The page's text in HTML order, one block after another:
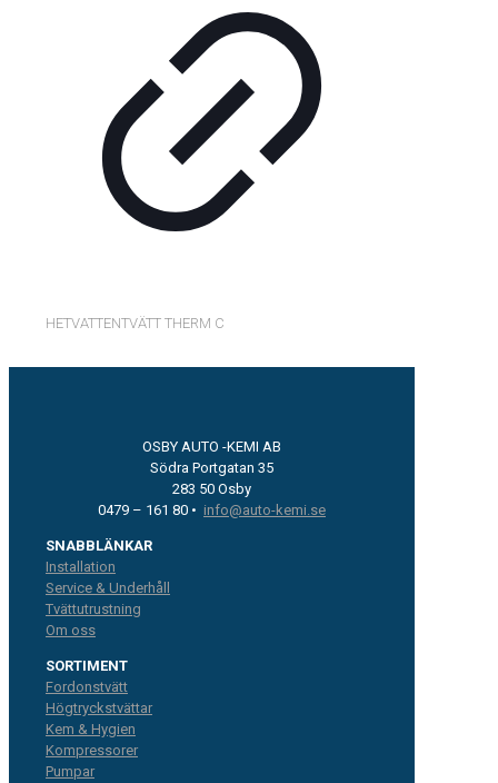
HETVATTENTVÄTT THERM C
OSBY AUTO -KEMI AB
Södra Portgatan 35
283 50 Osby
0479 – 161 80 • info@auto-kemi.se
SNABBLÄNKAR
Installation
Service & Underhåll
Tvättutrustning
Om oss
SORTIMENT
Fordonstvätt
Högtryckstvättar
Kem & Hygien
Kompressorer
Pumpar